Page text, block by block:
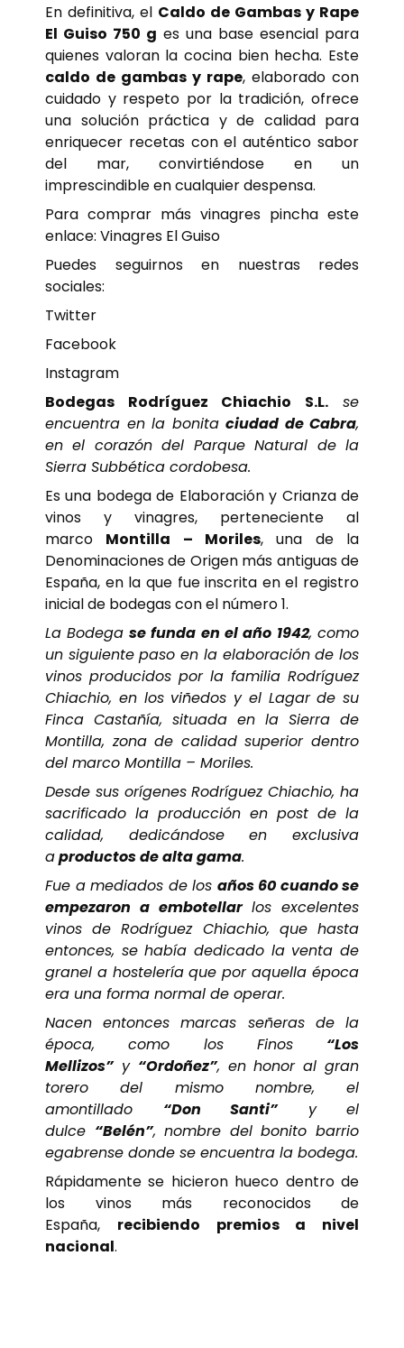
En definitiva, el Caldo de Gambas y Rape
El Guiso 750 g es una base esencial para
quienes valoran la cocina bien hecha. Este
caldo de gambas y rape, elaborado con
cuidado y respeto por la tradición, ofrece
una solución práctica y de calidad para
enriquecer recetas con el auténtico sabor
del mar, convirtiéndose en un
imprescindible en cualquier despensa.
Para comprar más vinagres pincha este
enlace: Vinagres El Guiso
Puedes seguirnos en nuestras redes
sociales:
Twitter
Facebook
Instagram
Bodegas Rodríguez Chiachio S.L.se
encuentra en la bonita ciudad de Cabra,
en el corazón del Parque Natural de la
Sierra Subbética cordobesa.
Es una bodega de Elaboración y Crianza de
vinos y vinagres, perteneciente al
marco Montilla – Moriles, una de la
Denominaciones de Origen más antiguas de
España, en la que fue inscrita en el registro
inicial de bodegas con el número 1.
La Bodega se funda en el año 1942, como
un siguiente paso en la elaboración de los
vinos producidos por la familia Rodríguez
Chiachio, en los viñedos y el Lagar de su
Finca Castañía, situada en la Sierra de
Montilla, zona de calidad superior dentro
del marco Montilla – Moriles.
Desde sus orígenes Rodríguez Chiachio, ha
sacrificado la producción en post de la
calidad, dedicándose en exclusiva
aproductos de alta gama.
Fue a mediados de los años 60 cuando se
empezaron a embotellarlos excelentes
vinos de Rodríguez Chiachio, que hasta
entonces, se había dedicado la venta de
granel a hostelería que por aquella época
era una forma normal de operar.
Nacen entonces marcas señeras de la
época, como los Finos “Los
Mellizos”y “Ordoñez”, en honor al gran
torero del mismo nombre, el
amontillado “Don Santi”y el
dulce “Belén”, nombre del bonito barrio
egabrense donde se encuentra la bodega.
Rápidamente se hicieron hueco dentro de
los vinos más reconocidos de
España, recibiendo premios a nivel
nacional.